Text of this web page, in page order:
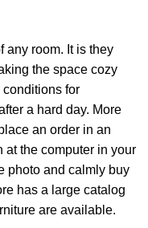
any room. It is they
the space cozy
for
a hard day. More
an order in an
at the computer in your
photo and calmly buy
has a large catalog
are available.